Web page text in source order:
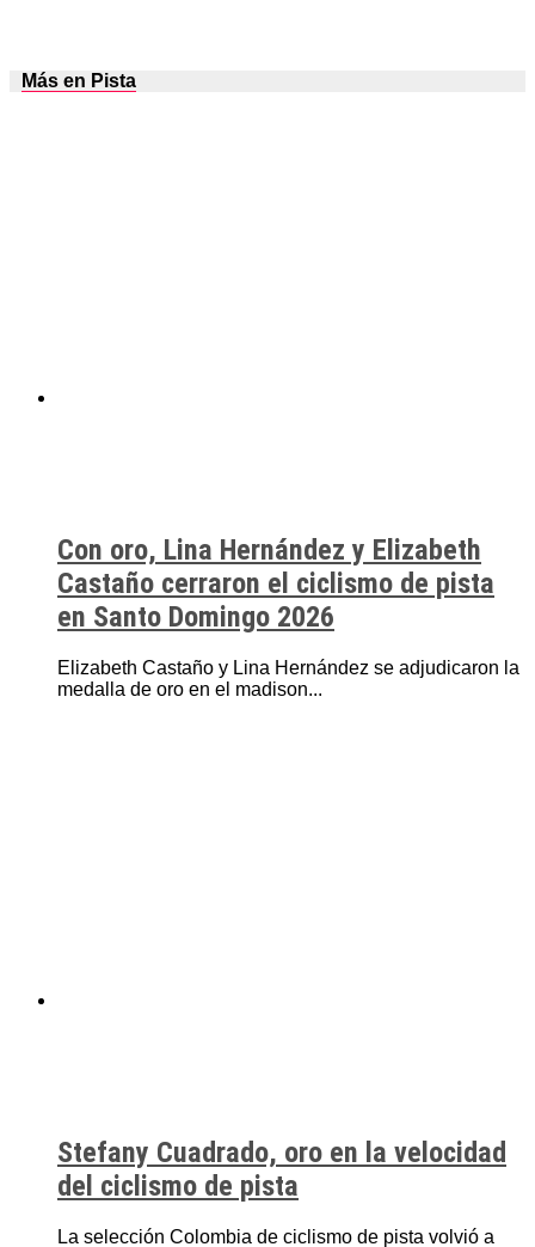
Más en Pista
Con oro, Lina Hernández y Elizabeth
Castaño cerraron el ciclismo de pista
en Santo Domingo 2026
Elizabeth Castaño y Lina Hernández se adjudicaron la
medalla de oro en el madison...
Stefany Cuadrado, oro en la velocidad
del ciclismo de pista
La selección Colombia de ciclismo de pista volvió a